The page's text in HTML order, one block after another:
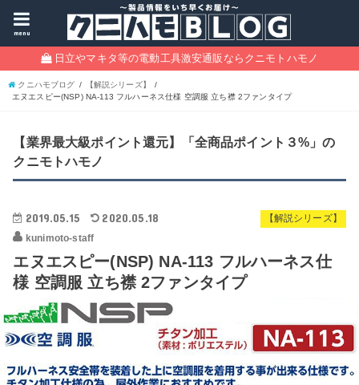
menu
日立やマキタ等の電動工具激安通販ならクニモトハモノ
クニハモブログ
【解説シリーズ】
エヌエスピー(NSP) NA-113 フルハーネス仕様 空調服 立ち襟 2ファンタイプ
【業界最大級ポイント還元】「全商品ポイント３%」の
クニモトハモノ
【解説シリーズ】
2019.05.15 2020.05.18
kunimoto-staff
エヌエスピー(NSP) NA-113 フルハーネス仕
様 空調服 立ち襟 2ファンタイプ